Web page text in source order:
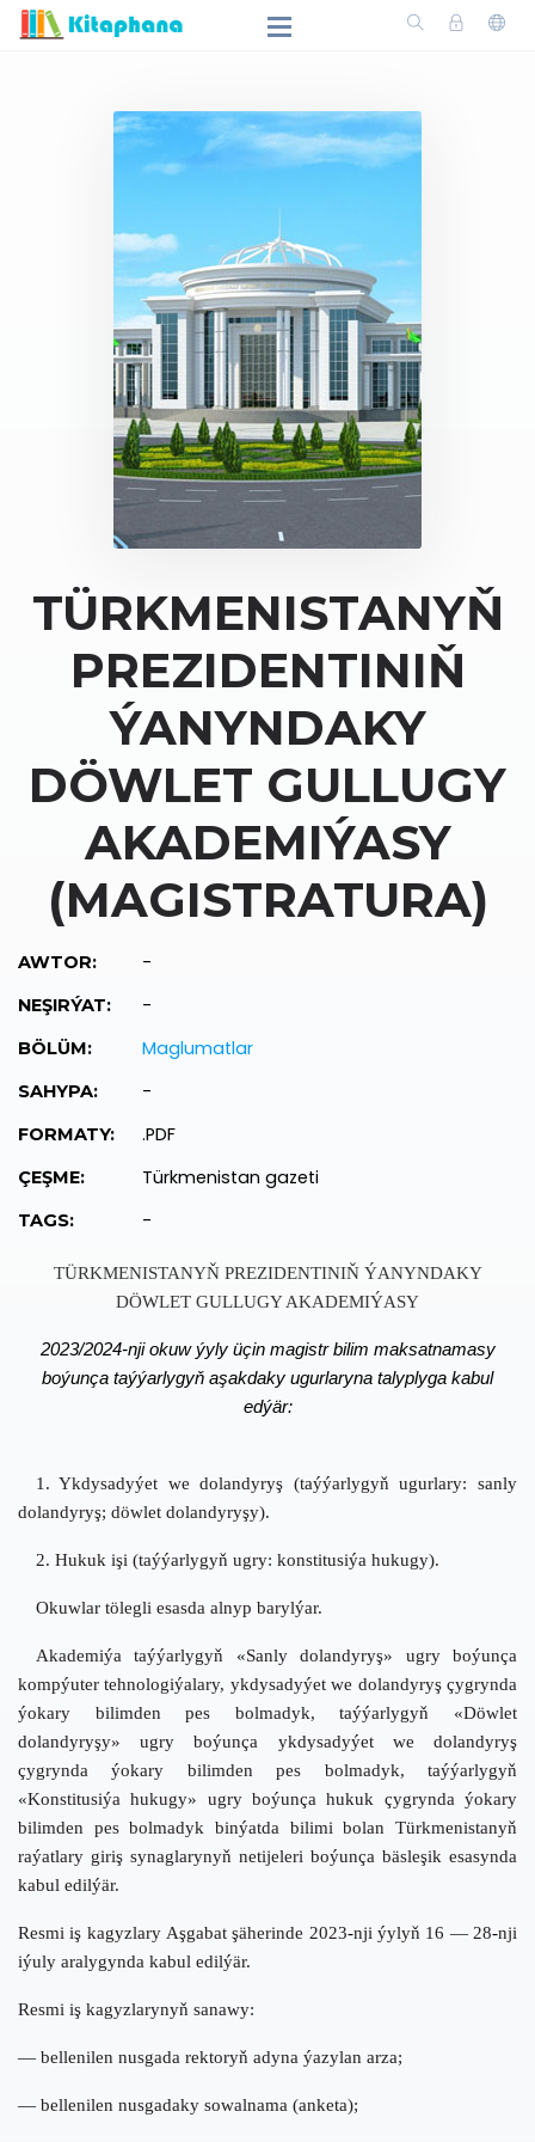
TÜRKMENISTANYŇ
PREZIDENTINIŇ
ÝANYNDAKY
DÖWLET GULLUGY
AKADEMIÝASY
(MAGISTRATURA)
AWTOR: -
NEŞIRÝAT: -
BÖLÜM: Maglumatlar
SAHYPA: -
FORMATY: .PDF
ÇEŞME: Türkmenistan gazeti
TAGS: -
TÜRKMENISTANYŇ PREZIDENTINIŇ ÝANYNDAKY
DÖWLET GULLUGY AKADEMIÝASY
2023/2024-nji okuw ýyly üçin magistr bilim maksatnamasy
boýunça taýýarlygyň aşakdaky ugurlaryna talyplyga kabul
edýär:
1. Ykdysadyýet we dolandyryş (taýýarlygyň ugurlary: sanly
dolandyryş; döwlet dolandyryşy).
2. Hukuk işi (taýýarlygyň ugry: konstitusiýa hukugy).
Okuwlar tölegli esasda alnyp barylýar.
Akademiýa taýýarlygyň «Sanly dolandyryş» ugry boýunça
kompýuter tehnologiýalary, ykdysadyýet we dolandyryş çygrynda
ýokary bilimden pes bolmadyk, taýýarlygyň «Döwlet
dolandyryşy» ugry boýunça ykdysadyýet we dolandyryş
çygrynda ýokary bilimden pes bolmadyk, taýýarlygyň
«Konstitusiýa hukugy» ugry boýunça hukuk çygrynda ýokary
bilimden pes bolmadyk binýatda bilimi bolan Türkmenistanyň
raýatlary giriş synaglarynyň netijeleri boýunça bäsleşik esasynda
kabul edilýär.
Resmi iş kagyzlary Aşgabat şäherinde 2023-nji ýylyň 16 — 28-nji
iýuly aralygynda kabul edilýär.
Resmi iş kagyzlarynyň sanawy:
— bellenilen nusgada rektoryň adyna ýazylan arza;
— bellenilen nusgadaky sowalnama (anketa);